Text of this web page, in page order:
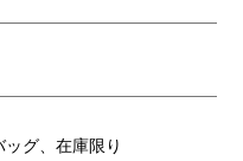
グ、在庫限り